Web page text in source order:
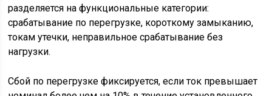
разделяется на функциональные категории:
срабатывание по перегрузке, короткому замыканию,
токам утечки, неправильное срабатывание без
нагрузки.
Сбой по перегрузке фиксируется, если ток превышает